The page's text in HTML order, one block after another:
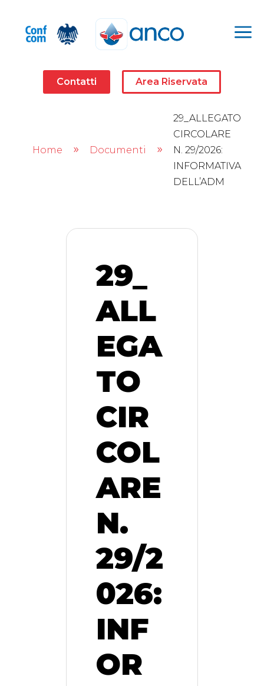
a
Contatti Area Riservata
Home 9 Documenti 9
29_ALLEGATO
CIRCOLARE
N. 29/2026:
INFORMATIVA
DELL’ADM
29_
ALL
EGA
TO
CIR
COL
ARE
N.
29/2
026:
INF
OR